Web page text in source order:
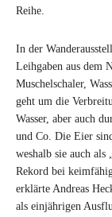
Reihe.
In der
Leihgaben aus dem
Muschelschaler,
geht um die
Wasser, aber auch
und Co. Die Eier
weshalb sie auch
Rekord bei
erklärte Andreas
als einjährigen